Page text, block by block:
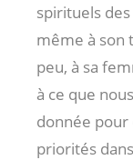
spirituels
même à son
peu, à sa
à ce que
donnée
priorités